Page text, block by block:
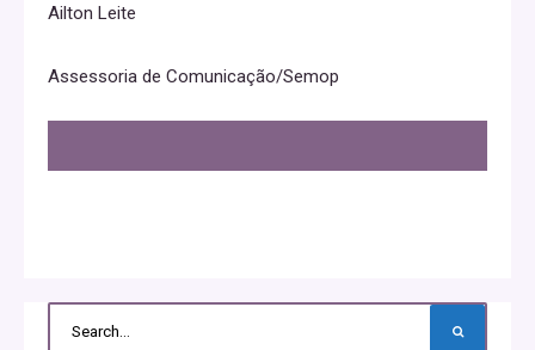
Ailton Leite
Assessoria de Comunicação/Semop